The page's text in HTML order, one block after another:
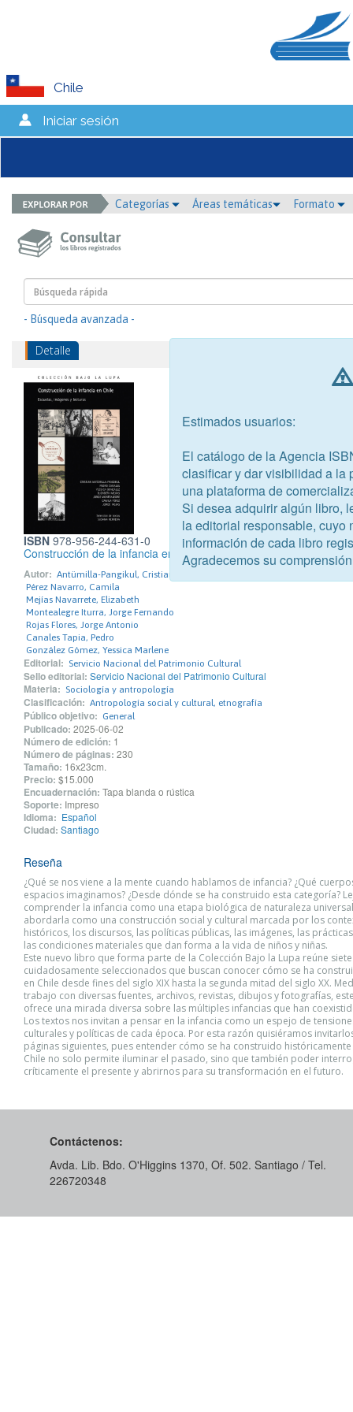
Chile
Iniciar sesión
Categorías Áreas temáticas Formato
- Búsqueda avanzada -
Detalle
ISBN 978-956-244-631-0
Construcción de la infancia en Chile Escuelas, imágenes y
Autor: Antümilla-Pangikul, Cristian
Pérez Navarro, Camila
Mejías Navarrete, Elizabeth
Montealegre Iturra, Jorge Fernando
Rojas Flores, Jorge Antonio
Canales Tapia, Pedro
González Gómez, Yessica Marlene
Editorial: Servicio Nacional del Patrimonio Cultural
Sello editorial: Servicio Nacional del Patrimonio Cultural
Materia: Sociología y antropología
Clasificación: Antropología social y cultural, etnografía
Público objetivo: General
Publicado: 2025-06-02
Número de edición: 1
Número de páginas: 230
Tamaño: 16x23cm.
Precio: $15.000
Encuadernación: Tapa blanda o rústica
Soporte: Impreso
Idioma: Español
Ciudad: Santiago
Reseña
¿Qué se nos viene a la mente cuando hablamos de infancia? ¿Qué
espacios imaginamos? ¿Desde dónde se ha construido esta categoría?
comprender la infancia como una etapa biológica de naturaleza
abordarla como una construcción social y cultural marcada por los
históricos, los discursos, las políticas públicas, las imágenes, las
las condiciones materiales que dan forma a la vida de niños y niñas.
Este nuevo libro que forma parte de la Colección Bajo la Lupa reúne
cuidadosamente seleccionados que buscan conocer cómo se ha
en Chile desde fines del siglo XIX hasta la segunda mitad del siglo XX.
trabajo con diversas fuentes, archivos, revistas, dibujos y fotografías,
ofrece una mirada diversa sobre las múltiples infancias que han
Los textos nos invitan a pensar en la infancia como un espejo de
culturales y políticas de cada época. Por esta razón quisiéramos
páginas siguientes, pues entender cómo se ha construido
Chile no solo permite iluminar el pasado, sino que también poder
críticamente el presente y abrirnos para su transformación en el futuro.
Contáctenos:
Avda. Lib. Bdo. O'Higgins 1370, Of. 502. Santiago / Tel.
226720348
Estimados usuarios:
El catálogo de la Agencia
clasificar y dar visibilidad a la
una plataforma de
Si desea adquirir algún libro,
la editorial responsable, cuyo
información de cada libro
Agradecemos su